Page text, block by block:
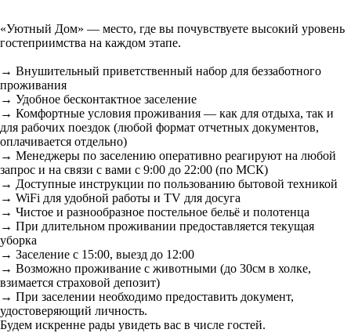
«Уютный Дом» — место, где вы почувствуете высокий уровень
гостеприимства на каждом этапе.
→ Внушительный приветственный набор для беззаботного
проживания
→ Удобное бесконтактное заселение
→ Комфортные условия проживания — как для отдыха, так и
для рабочих поездок (любой формат отчетных документов,
оплачивается отдельно)
→ Менеджеры по заселению оперативно реагируют на любой
запрос и на связи с вами с 9:00 до 22:00 (по МСК)
→ Доступные инструкции по пользованию бытовой техникой
→ WiFi для удобной работы и TV для досуга
→ Чистое и разнообразное постельное бельё и полотенца
→ При длительном проживании предоставляется текущая
уборка
→ Заселение с 15:00, выезд до 12:00
→ Возможно проживание с животными (до 30см в холке,
взимается страховой депозит)
→ При заселении необходимо предоставить документ,
удостоверяющий личность.
Будем искренне рады увидеть вас в числе гостей.